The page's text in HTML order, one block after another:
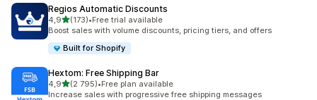
Regios Automatic Discounts
4,9av 5 stjerner
(173)
Totalt 173 omtaler
•Free trial available
Boost sales with volume discounts, pricing tiers, and offers
Built for Shopify
Hextom: Free Shipping Bar
4,9av 5 stjerner
(2 795)
Totalt 2795 omtaler
•Free plan available
Increase sales with progressive free shipping messages